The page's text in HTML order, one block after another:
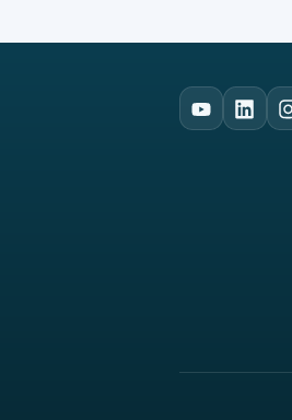
Instagram
LinkedIn
YouTube